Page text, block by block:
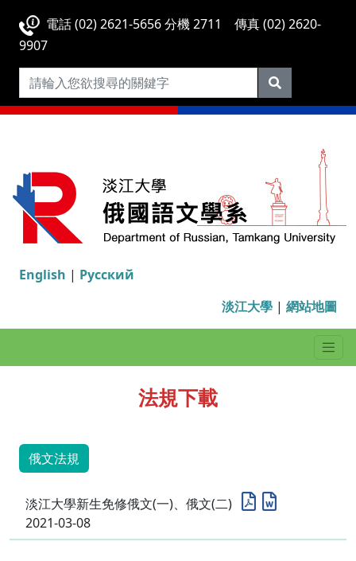
電話 (02) 2621-5656 分機 2711 傳真 (02) 2620-
9907
English | Русский
淡江大學 | 網站地圖
法規下載
俄文法規
淡江大學新生免修俄文(一)、俄文(二)
2021-03-08